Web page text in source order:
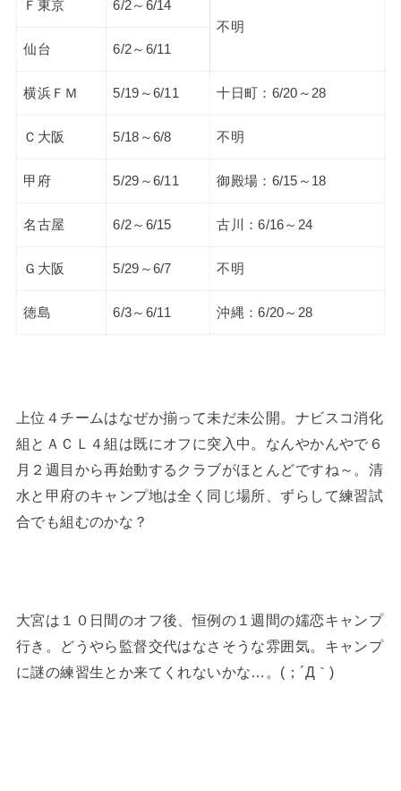
Ｆ東京
6/2～6/14
不明
仙台
6/2～6/11
横浜ＦＭ 5/19～6/11 十日町：6/20～28
Ｃ大阪 5/18～6/8 不明
甲府 5/29～6/11 御殿場：6/15～18
名古屋 6/2～6/15 古川：6/16～24
Ｇ大阪 5/29～6/7 不明
徳島 6/3～6/11 沖縄：6/20～28
上位４チームはなぜか揃って未だ未公開。ナビスコ消化
組とＡＣＬ４組は既にオフに突入中。なんやかんやで６
月２週目から再始動するクラブがほとんどですね～。清
水と甲府のキャンプ地は全く同じ場所、ずらして練習試
合でも組むのかな？
大宮は１０日間のオフ後、恒例の１週間の嬬恋キャンプ
行き。どうやら監督交代はなさそうな雰囲気。キャンプ
に謎の練習生とか来てくれないかな…。 (；´Д｀)